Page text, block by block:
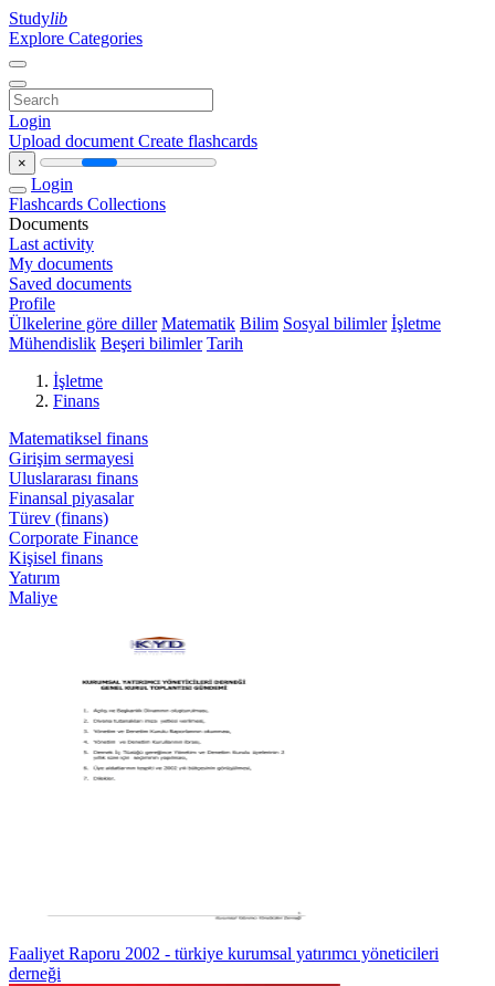
Studylib
Explore Categories
Login
Upload document Create flashcards
×
Login
Flashcards Collections
Documents
Last activity
My documents
Saved documents
Profile
Ülkelerine göre diller Matematik Bilim Sosyal bilimler İşletme
Mühendislik Beşeri bilimler Tarih
İşletme
Finans
Matematiksel finans
Girişim sermayesi
Uluslararası finans
Finansal piyasalar
Türev (finans)
Corporate Finance
Kişisel finans
Yatırım
Maliye
Faaliyet Raporu 2002 - türkiye kurumsal yatırımcı yöneticileri
derneği